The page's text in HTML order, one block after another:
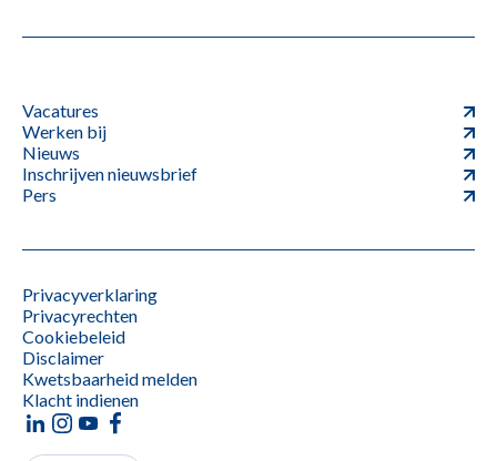
Vacatures
Werken bij
Nieuws
Inschrijven nieuwsbrief
Pers
Privacyverklaring
Privacyrechten
Cookiebeleid
Disclaimer
Kwetsbaarheid melden
Klacht indienen